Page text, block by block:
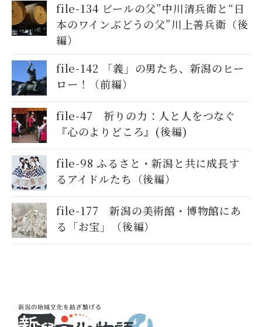
file-134 ビールの父”中川清兵衛と“日
本のワインぶどうの父”川上善兵衛（後
編）
file-142 「義」の男たち、新潟のヒー
ロー！（前編）
file-47 祈りの力：人と人をつなぐ
『心のよりどころ』(後編)
file-98 ふるさと・新潟と共に成長す
るアイドルたち（後編）
file-177 新潟の美術館・博物館にあ
る「お宝」（後編）